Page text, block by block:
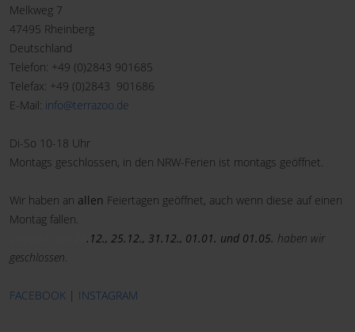
Melkweg 7
47495 Rheinberg
Deutschland
Telefon: +49 (0)2843 901685
Telefax: +49 (0)2843 901686
E-Mail: info@terrazoo.de
Di-So 10-18 Uhr
Montags geschlossen, in den NRW-Ferien ist montags geöffnet.
Wir haben an allen Feiertagen geöffnet, auch wenn diese auf einen
Montag fallen.
.12., 25.12., 31.12., 01.01. und 01.05. haben wir
geschlossen.
FACEBOOK | INSTAGRAM